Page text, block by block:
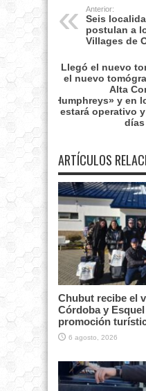
Anterior:
Seis
postulan a
Villages de
Llegó el nuevo
el nuevo
Alta
Humphreys» y en
estará operativo
ARTÍCULOS
Chubut recibe el
Córdoba y
promoción
6 agosto, 2026